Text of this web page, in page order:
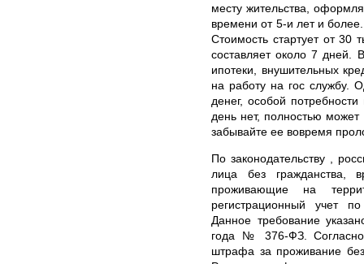
месту жительства,
времени от 5-и лет и
Стоимость стартует от
составляет около 7 дней.
ипотеки, внушительных
на работу на гос службу.
денег, особой
день нет, полностью
забывайте ее вовремя
По законодательству ,
лица без гражданства,
проживающие на
регистрационный учет
Данное требование
года № 376-ФЗ. Согласно
штрафа за проживание